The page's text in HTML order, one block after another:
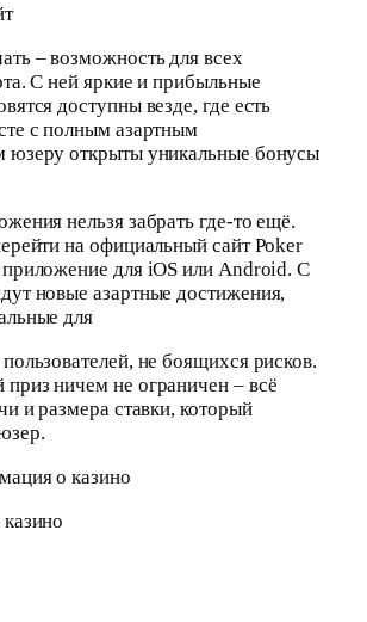
– возможность для всех
С ней яркие и прибыльные
доступны везде, где есть
с полным азартным
юзеру открыты уникальные бонусы
нельзя забрать где-то ещё.
на официальный сайт Poker
приложение для iOS или Android. С
новые азартные достижения,
для
не боящихся рисков.
ничем не ограничен – всё
и размера ставки, который
о казино